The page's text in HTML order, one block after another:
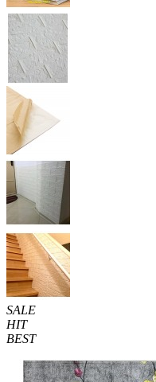
SALE
HIT
BEST